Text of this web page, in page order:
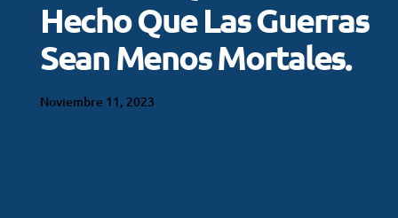
Hecho Que Las Guerras
Sean Menos Mortales.
Noviembre 11, 2023